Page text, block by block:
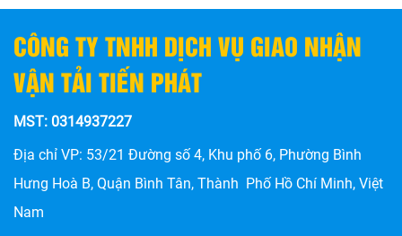
CÔNG TY TNHH DỊCH VỤ GIAO NHẬN
VẬN TẢI TIẾN PHÁT
MST: 0314937227
Địa chỉ VP: 53/21 Đường số 4, Khu phố 6, Phường Bình
Hưng Hoà B, Quận Bình Tân, Thành Phố Hồ Chí Minh, Việt
Nam